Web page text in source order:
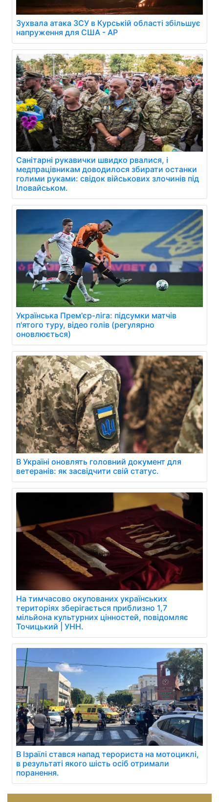
Зухвала атака ЗСУ в Курській області збільшує
напруження для США - AP
Санітарні рукавички швидко рвалися, і
медпрацівникам доводилося збирати останки
голими руками: свідок військових злочинів під
Іловайськом.
Українська Прем'єр-ліга: підсумки матчів
п'ятого туру, відео голів (регулярно
оновлюється)
В Україні оновлять головний документ для
ветеранів: як засвідчити свій статус.
На тимчасово окупованих українських
територіях зберігається приблизно 1,7
мільйона культурних цінностей, повідомляє
Точицький | УНН.
В Ізраїлі стався напад терориста на мотоциклі,
в результаті якого шість осіб отримали
поранення.